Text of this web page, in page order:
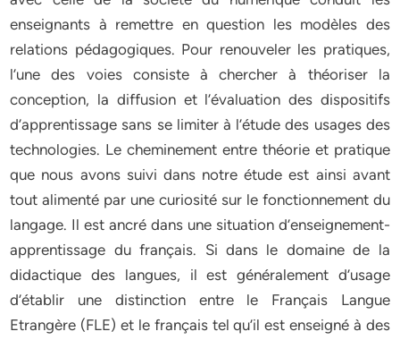
enseignants à remettre en question les modèles des
relations pédagogiques. Pour renouveler les pratiques,
l’une des voies consiste à chercher à théoriser la
conception, la diffusion et l’évaluation des dispositifs
d’apprentissage sans se limiter à l’étude des usages des
technologies. Le cheminement entre théorie et pratique
que nous avons suivi dans notre étude est ainsi avant
tout alimenté par une curiosité sur le fonctionnement du
langage. Il est ancré dans une situation d’enseignement-
apprentissage du français. Si dans le domaine de la
didactique des langues, il est généralement d’usage
d’établir une distinction entre le Français Langue
Etrangère (FLE) et le français tel qu’il est enseigné à des